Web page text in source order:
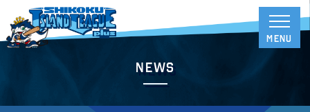
News